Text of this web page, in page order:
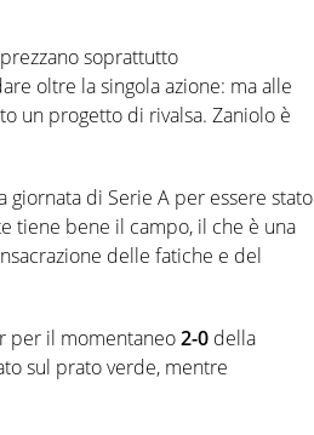
soprattutto
oltre la singola azione: ma alle
un progetto di rivalsa. Zaniolo è
giornata di Serie A per essere stato
tiene bene il campo, il che è una
delle fatiche e del
per il momentaneo2-0 della
sul prato verde, mentre